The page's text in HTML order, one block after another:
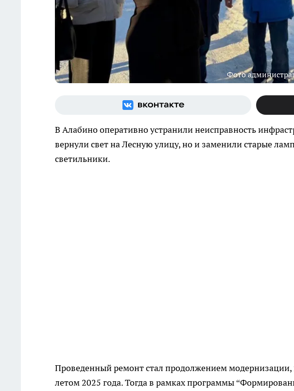
Фото
В Алабино оперативно устранили неисправность
вернули свет на Лесную улицу, но и заменили старые
светильники.
Проведенный ремонт стал продолжением
летом 2025 года. Тогда в рамках программы